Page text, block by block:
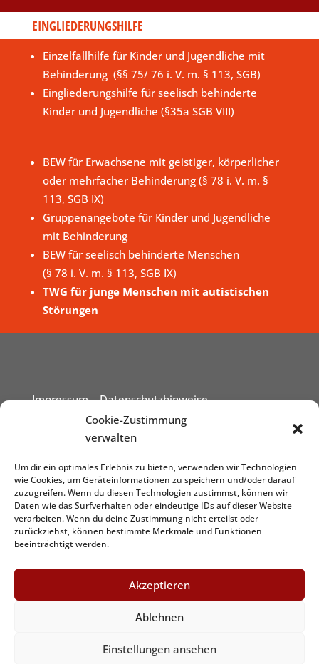
Cookie-Zustimmung
verwalten
Um dir ein optimales Erlebnis zu bieten, verwenden wir Technologien
wie Cookies, um Geräteinformationen zu speichern und/oder darauf
zuzugreifen. Wenn du diesen Technologien zustimmst, können wir
Daten wie das Surfverhalten oder eindeutige IDs auf dieser Website
verarbeiten. Wenn du deine Zustimmung nicht erteilst oder
zurückziehst, können bestimmte Merkmale und Funktionen
beeinträchtigt werden.
Akzeptieren
Ablehnen
Einstellungen ansehen
EINGLIEDERUNGSHILFE
Einzelfallhilfe für Kinder und Jugendliche mit
Behinderung (§§ 75/ 76 i. V. m. § 113, SGB)
Eingliederungshilfe für seelisch behinderte
Kinder und Jugendliche (§35a SGB VIII)
BEW für Erwachsene mit geistiger, körperlicher
oder mehrfacher Behinderung (§ 78 i. V. m. §
113, SGB IX)
Gruppenangebote für Kinder und Jugendliche
mit Behinderung
BEW für seelisch behinderte Menschen
(§ 78 i. V. m. § 113, SGB IX)
TWG für junge Menschen mit autistischen
Störungen
Impressum– Datenschutzhinweise